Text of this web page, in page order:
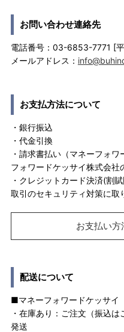
お問い合わせ連絡先
電話番号：03-6853-7771 [
メールアドレス：
お支払方法について
・銀行振込
・代金引換
・請求書払い（マネーフォ
フォワードケッサイ株式会社
・クレジットカード決済(割
取引のセキュリティ対策に取
お支払い方
配送について
■マネーフォワードケッサイ
・在庫あり：ご注文（振込
発送